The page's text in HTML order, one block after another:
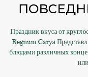
Праздник вкуса от
Regnum Carya
блюдами различных